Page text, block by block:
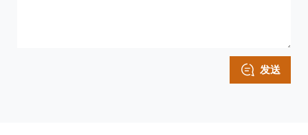
发送